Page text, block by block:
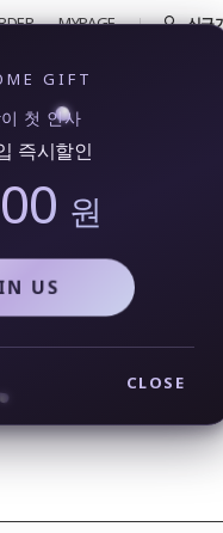
MYPAGE
신규
NEW BEST
GIFT
첫 인사
즉시할인
원
US
CLOSE